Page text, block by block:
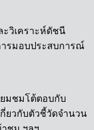
ะวิเคราะห์ดัชนี
รมอบประสบการณ์
ยมชมโต้ตอบกับ
ยวกับตัวชี้วัดจำนวน